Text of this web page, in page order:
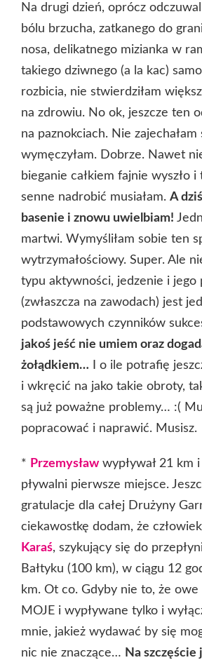
Na drugi dzień, oprócz
bólu brzucha, zatkanego do
nosa, delikatnego mizianka w
takiego dziwnego (a la kac)
rozbicia, nie stwierdziłam
na zdrowiu. No ok, jeszcze ten
na paznokciach. Nie
wymęczyłam. Dobrze. Nawet
bieganie całkiem fajnie wyszło i
senne nadrobić musiałam. A
basenie i znowu uwielbiam!
martwi. Wymyśliłam sobie ten
wytrzymałościowy. Super. Ale
typu aktywności, jedzenie i jego
(zwłaszcza na zawodach) jest
podstawowych czynników
jakoś jeść nie umiem oraz
żołądkiem… I o ile potrafię
i wkręcić na jako takie obroty,
są już poważne problemy… :(
popracować i naprawić. Musisz.
* Przemysławwypływał 21 km i
pływalni pierwsze miejsce.
gratulacje dla całej Drużyny
ciekawostkę dodam, że
Karaś, szykujący się do
Bałtyku (100 km), w ciągu 12
km. Ot co. Gdyby nie to, że
MOJE i wypływane tylko i
mnie, jakież wydawać by się
nic nie znaczące… Na